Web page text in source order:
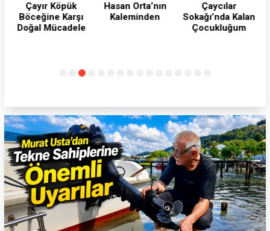
Hasan Orta’nın
Kaleminden
Çaycılar
Sokağı’nda Kalan
Modern Tarımın
Çift Yüzlü Kılıcı:
Pestisitler